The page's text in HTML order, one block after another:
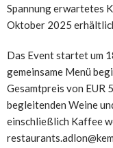
Spannung erwartetes
Oktober 2025
Das Event startet um
gemeinsame Menü
Gesamtpreis von EUR
begleitenden Weine
einschließlich Kaffee